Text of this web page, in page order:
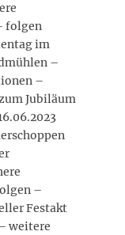
folgen
im
–
–
Jubiläum
–
Festakt
weitere